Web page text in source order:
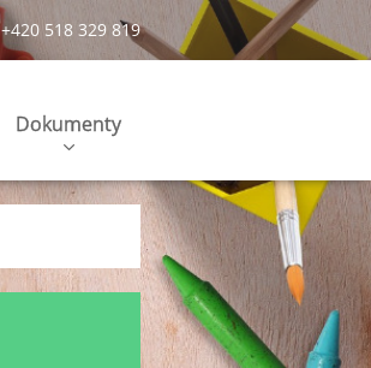
+420 518 329 819
Dokumenty